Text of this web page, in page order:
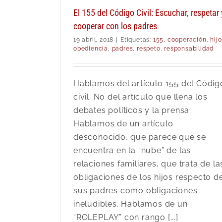
El 155 del Código Civil: Escuchar, respetar
cooperar con los padres
19 abril, 2018 | Etiquetas: 155 cooperación
obediencia
padres ,respeto ,responsabilidad
Hablamos del artículo 155 del
civil. No del artículo que llena los
debates políticos y la prensa.
Hablamos de un artículo
desconocido, que parece que se
encuentra en la “nube” de las
relaciones familiares, que trata de
obligaciones de los hijos respecto
sus padres como obligaciones
ineludibles. Hablamos de un
“ROLEPLAY” con rango [...]